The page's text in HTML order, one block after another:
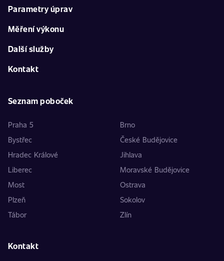
Parametry úprav
Měření výkonu
Další služby
Kontakt
Seznam poboček
Praha 5
Brno
Bystřec
České Budějovice
Hradec Králové
Jihlava
Liberec
Moravské Budějovice
Most
Ostrava
Plzeň
Sokolov
Tábor
Zlín
Kontakt